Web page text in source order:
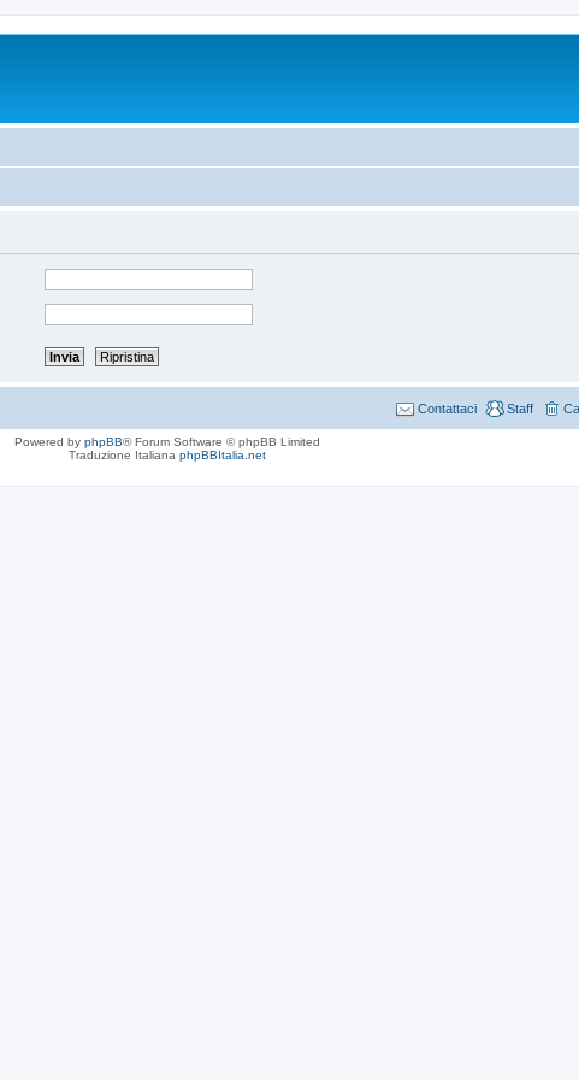
Staff
Contattaci
Powered by phpBB® Forum Software © phpBB Limited
Traduzione Italiana phpBBItalia.net